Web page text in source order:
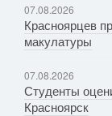
07.08.2026
Красноярцев
макулатуры
07.08.2026
Студенты
Красноярск